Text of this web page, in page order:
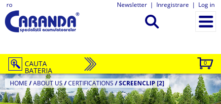
ro Newsletter | Inregistrare | Log in
0
CAUTA
BATERIA
HOME /ABOUT US/CERTIFICATIONS /SCREENCLIP [2]